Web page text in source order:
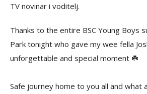
TV novinar i voditelj.
Thanks to the entire BSC Young Boys
Park tonight who gave my wee fella
unforgettable and special moment ☘️
Safe journey home to you all and what